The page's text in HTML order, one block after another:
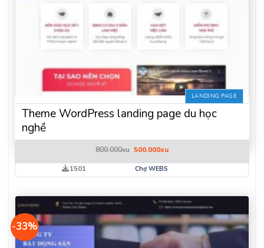
LANDING PAGE
Theme WordPress landing page du học
nghề
800.000xu Giá
là:
800.000xu.
500.000xuGiá
tại
1501 Chợ WEBS
-33%